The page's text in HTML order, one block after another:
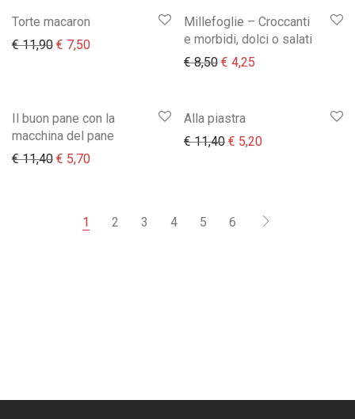
Torte macaron
€11,90 Il prezzo originale era: € 11,90.
€ 7,50Il prezzo attuale è: € 7,50.
Millefoglie – Croccanti
e morbidi, dolci o salati
€8,50 Il prezzo originale era:
€ 4,25
Il buon pane con la
macchina del pane
€11,40 Il prezzo originale era: € 11,40.
€ 5,70Il prezzo attuale è: € 5,70.
Alla piastra
€11,40 Il prezzo originale era:
€ 5,20Il prezzo attuale
1 2 3 4 5 6